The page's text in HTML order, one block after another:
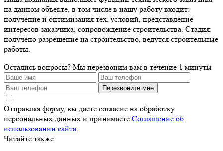
на данном объекте, в том числе в нашу работу входит:
получение и оптимизация тех. условий, представление
интересов заказчика, сопровождение строительства. Стадия:
получено разрешение на строительство, ведутся строительные
работы.
Остались вопросы? Мы перезвоним вам в течение 1 минуты
Перезвоните мне
Отправляя форму, вы даете согласие на обработку
персональных данных и принимаете Соглашение об
использовании сайта.
Читайте также